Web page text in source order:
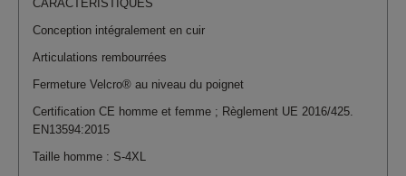
CARACTÉRISTIQUES
Conception intégralement en cuir
Articulations rembourrées
Fermeture Velcro® au niveau du poignet
Certification CE homme et femme ; Règlement UE 2016/425.
EN13594:2015
Taille homme : S-4XL